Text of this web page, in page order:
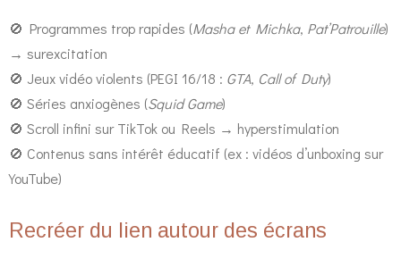
🚫 Programmes trop rapides (Masha et Michka, Pat’Patrouille)
→ surexcitation
🚫 Jeux vidéo violents (PEGI 16/18 : GTA, Call of Duty)
🚫 Séries anxiogènes (Squid Game)
🚫 Scroll infini sur TikTok ou Reels → hyperstimulation
🚫 Contenus sans intérêt éducatif (ex : vidéos d’unboxing sur
YouTube)
Recréer du lien autour des écrans